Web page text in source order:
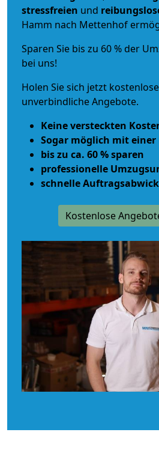
stressfreien und
Hamm nach Mettenhof
Sparen Sie bis zu 60 % der
bei uns!
Holen Sie sich jetzt
unverbindliche Angebote.
Keine versteckten
Sogar möglich mit
bis zu ca. 60 % sparen
professionelle
schnelle
Kostenlose